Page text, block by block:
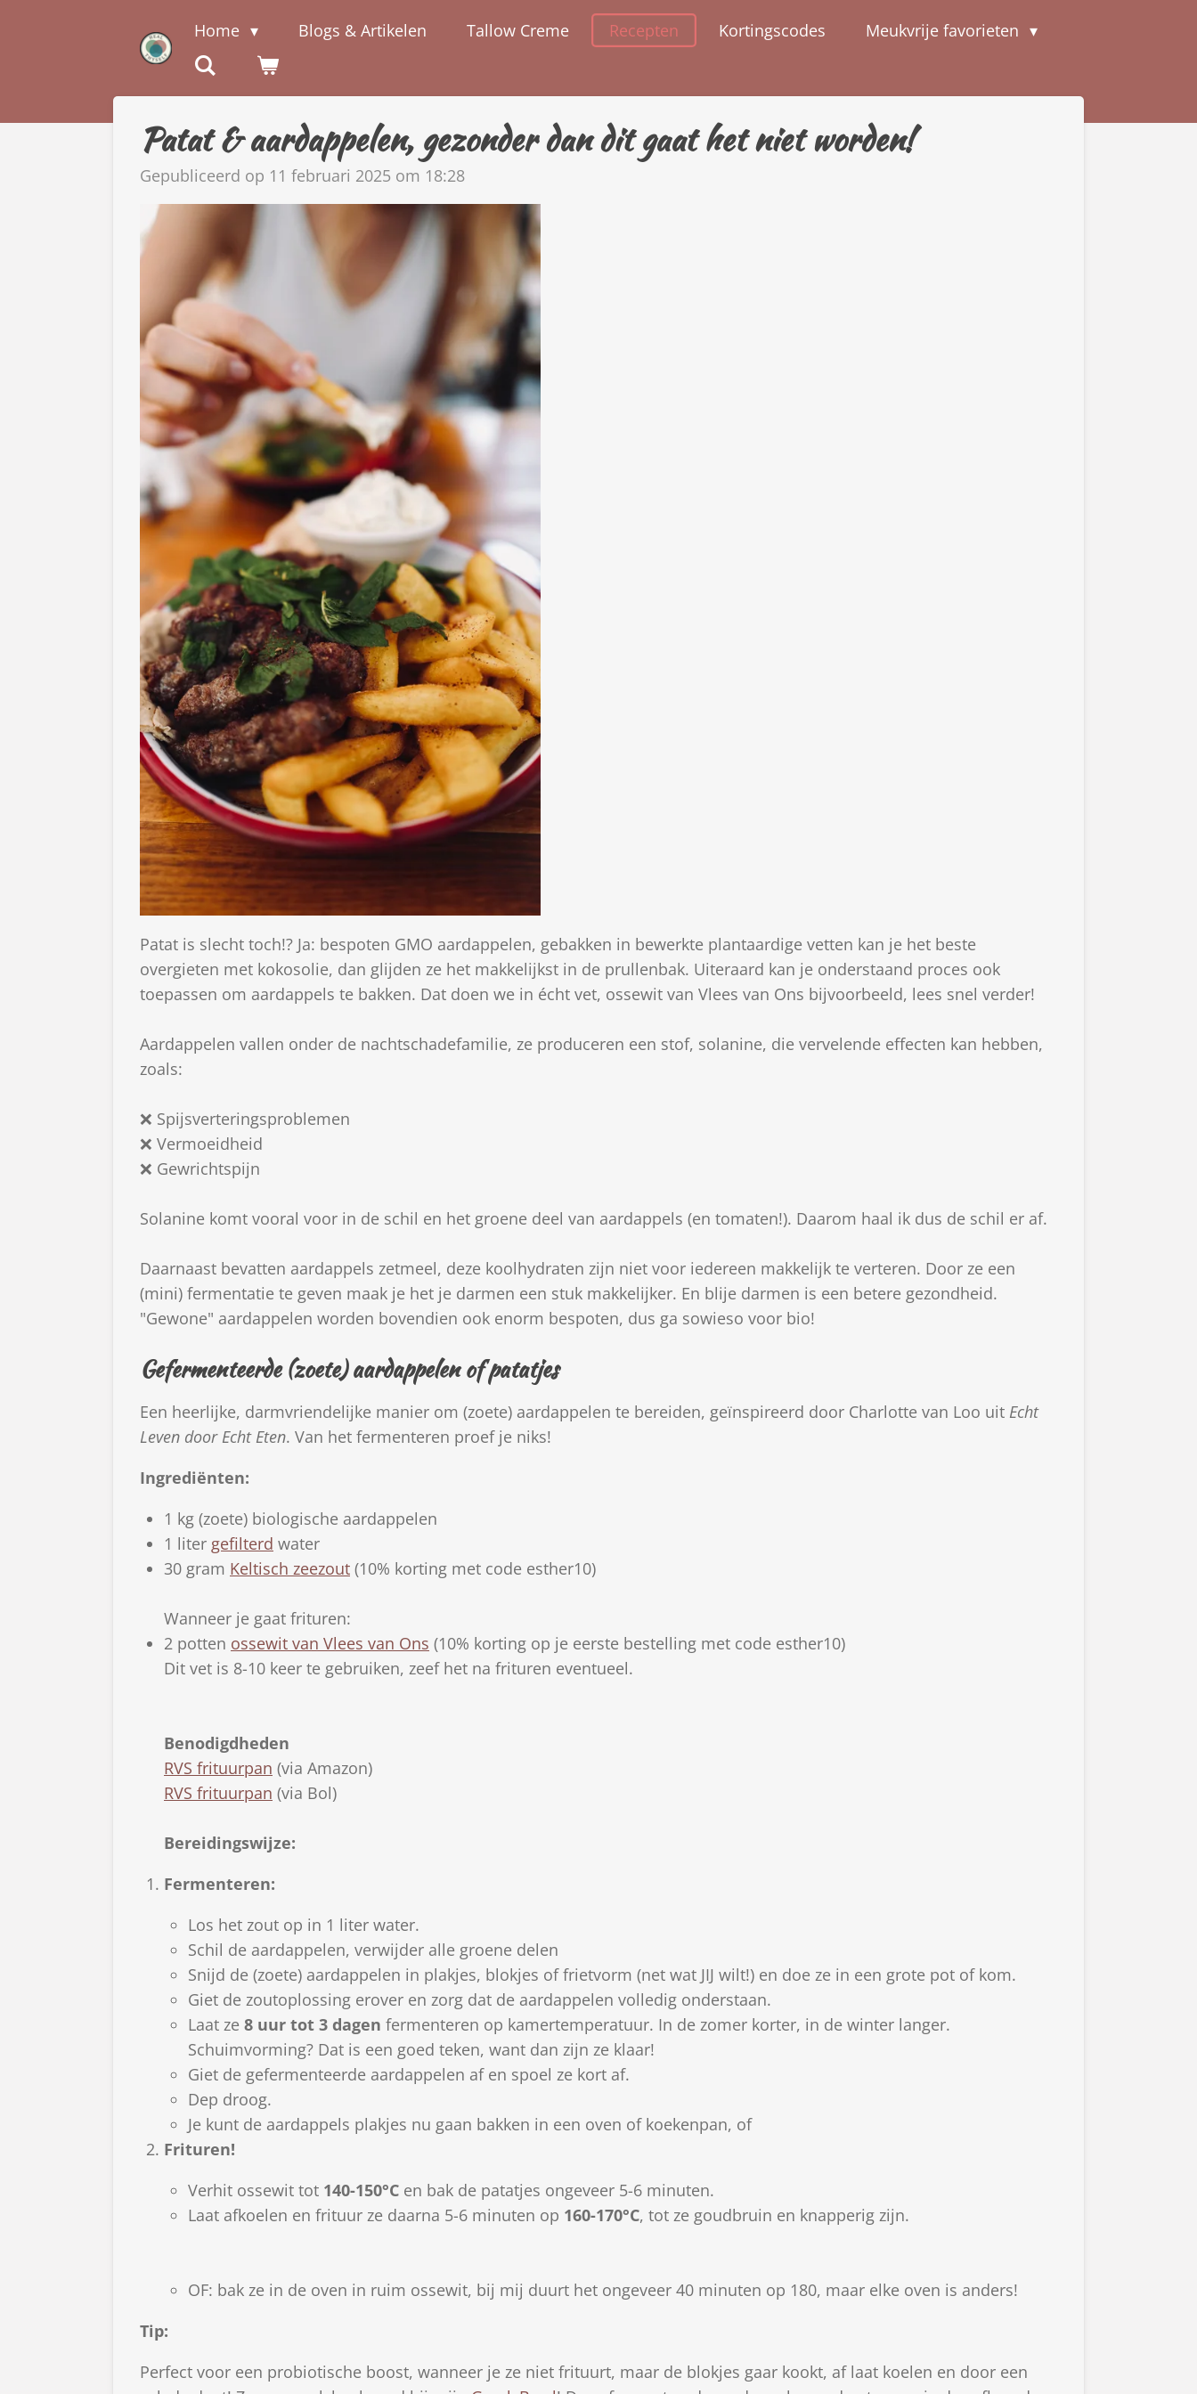
hoofdinhoud
Home Blogs & Artikelen Tallow Creme Recepten Kortingscodes Meukvrije favorieten
Patat & aardappelen, gezonder dan dit gaat het niet worden!
Gepubliceerd op 11 februari 2025 om 18:28
Patat is slecht toch!? Ja: bespoten GMO aardappelen, gebakken in bewerkte plantaardige vetten kan je het beste
overgieten met kokosolie, dan glijden ze het makkelijkst in de prullenbak. Uiteraard kan je onderstaand proces ook
toepassen om aardappels te bakken. Dat doen we in écht vet, ossewit van Vlees van Ons bijvoorbeeld, lees snel verder!
Aardappelen vallen onder de nachtschadefamilie, ze produceren een stof, solanine, die vervelende effecten kan hebben,
zoals:
❌ Spijsverteringsproblemen
❌ Vermoeidheid
❌ Gewrichtspijn
Solanine komt vooral voor in de schil en het groene deel van aardappels (en tomaten!). Daarom haal ik dus de schil er af.
Daarnaast bevatten aardappels zetmeel, deze koolhydraten zijn niet voor iedereen makkelijk te verteren. Door ze een
(mini) fermentatie te geven maak je het je darmen een stuk makkelijker. En blije darmen is een betere gezondheid.
"Gewone" aardappelen worden bovendien ook enorm bespoten, dus ga sowieso voor bio!
Gefermenteerde (zoete) aardappelen of patatjes
Een heerlijke, darmvriendelijke manier om (zoete) aardappelen te bereiden, geïnspireerd door Charlotte van Loo uit Echt
Leven door Echt Eten. Van het fermenteren proef je niks!
Ingrediënten:
1 kg (zoete) biologische aardappelen
1 liter gefilterd water
30 gram Keltisch zeezout (10% korting met code esther10)
Wanneer je gaat frituren:
2 potten ossewit van Vlees van Ons (10% korting op je eerste bestelling met code esther10)
Dit vet is 8-10 keer te gebruiken, zeef het na frituren eventueel.
Benodigdheden
RVS frituurpan (via Amazon)
RVS frituurpan (via Bol)
Bereidingswijze:
Fermenteren:
Los het zout op in 1 liter water.
Schil de aardappelen, verwijder alle groene delen
Snijd de (zoete) aardappelen in plakjes, blokjes of frietvorm (net wat JIJ wilt!) en doe ze in een grote pot of kom.
Giet de zoutoplossing erover en zorg dat de aardappelen volledig onderstaan.
Laat ze 8 uur tot 3 dagen fermenteren op kamertemperatuur. In de zomer korter, in de winter langer.
Schuimvorming? Dat is een goed teken, want dan zijn ze klaar!
Giet de gefermenteerde aardappelen af en spoel ze kort af.
Dep droog.
Je kunt de aardappels plakjes nu gaan bakken in een oven of koekenpan, of
Frituren!
Verhit ossewit tot 140-150°C en bak de patatjes ongeveer 5-6 minuten.
Laat afkoelen en frituur ze daarna 5-6 minuten op 160-170°C, tot ze goudbruin en knapperig zijn.
OF: bak ze in de oven in ruim ossewit, bij mij duurt het ongeveer 40 minuten op 180, maar elke oven is anders!
Tip:
Perfect voor een probiotische boost, wanneer je ze niet frituurt, maar de blokjes gaar kookt, af laat koelen en door een